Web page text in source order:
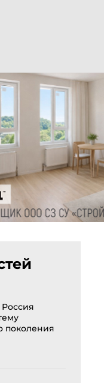
Россия
поколения